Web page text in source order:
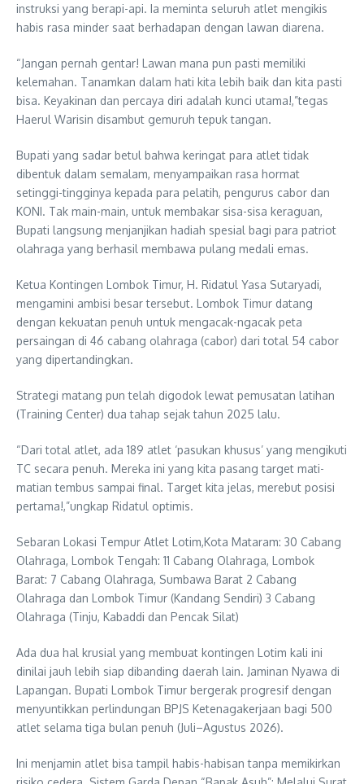
instruksi yang berapi-api. Ia meminta seluruh atlet mengikis
habis rasa minder saat berhadapan dengan lawan diarena.
“Jangan pernah gentar! Lawan mana pun pasti memiliki
kelemahan. Tanamkan dalam hati kita lebih baik dan kita pasti
bisa. Keyakinan dan percaya diri adalah kunci utama!,”tegas
Haerul Warisin disambut gemuruh tepuk tangan.
Bupati yang sadar betul bahwa keringat para atlet tidak
dibentuk dalam semalam, menyampaikan rasa hormat
setinggi-tingginya kepada para pelatih, pengurus cabor dan
KONI. Tak main-main, untuk membakar sisa-sisa keraguan,
Bupati langsung menjanjikan hadiah spesial bagi para patriot
olahraga yang berhasil membawa pulang medali emas.
Ketua Kontingen Lombok Timur, H. Ridatul Yasa Sutaryadi,
mengamini ambisi besar tersebut. Lombok Timur datang
dengan kekuatan penuh untuk mengacak-ngacak peta
persaingan di 46 cabang olahraga (cabor) dari total 54 cabor
yang dipertandingkan.
Strategi matang pun telah digodok lewat pemusatan latihan
(Training Center) dua tahap sejak tahun 2025 lalu.
“Dari total atlet, ada 189 atlet ‘pasukan khusus’ yang mengikuti
TC secara penuh. Mereka ini yang kita pasang target mati-
matian tembus sampai final. Target kita jelas, merebut posisi
pertama!,”ungkap Ridatul optimis.
Sebaran Lokasi Tempur Atlet Lotim,Kota Mataram: 30 Cabang
Olahraga, Lombok Tengah: 11 Cabang Olahraga, Lombok
Barat: 7 Cabang Olahraga, Sumbawa Barat 2 Cabang
Olahraga dan Lombok Timur (Kandang Sendiri) 3 Cabang
Olahraga (Tinju, Kabaddi dan Pencak Silat)
Ada dua hal krusial yang membuat kontingen Lotim kali ini
dinilai jauh lebih siap dibanding daerah lain. Jaminan Nyawa di
Lapangan. Bupati Lombok Timur bergerak progresif dengan
menyuntikkan perlindungan BPJS Ketenagakerjaan bagi 500
atlet selama tiga bulan penuh (Juli–Agustus 2026).
Ini menjamin atlet bisa tampil habis-habisan tanpa memikirkan